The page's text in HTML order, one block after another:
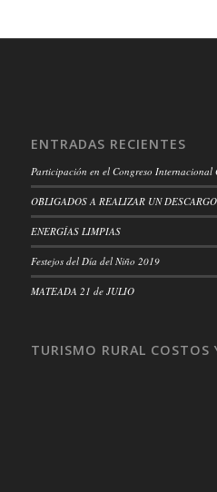
ENTRADAS RECIENTES
Participación en el Congreso Internacional
OBLIGADOS A REALIZAR UN DESCARGO
ENERGÍAS LIMPIAS
Festejos del Día del Niño 2019
MATEADA 21 de JULIO
TURISMO RURAL COSTOS